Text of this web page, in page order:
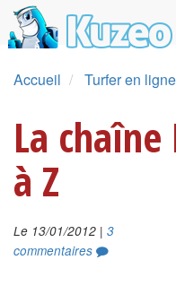
Accueil Turfer en
La
à Z
Le 13/01/2012 | 3
commentaires